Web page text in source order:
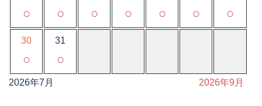
○ ○ ○ ○ ○ ○ ○
30
○
31
○
2026年7月 2026年9月